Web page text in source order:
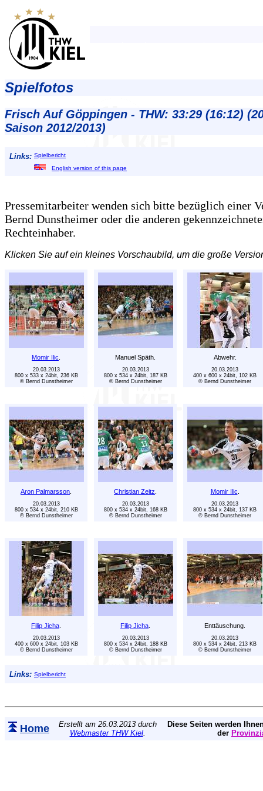
Spielfotos
Frisch Auf Göppingen - THW: 33:29 (16:12)
Saison 2012/2013)
Links: Spielbericht
English version of this page
Pressemitarbeiter wenden sich bitte bezüglich einer
Bernd Dunstheimer oder die anderen
Rechteinhaber.
Klicken Sie auf ein kleines Vorschaubild, um die große
Momir Ilic Manuel Späth. Abwehr.
20.03.2013
800 x 533 x 24bit, 236 KB
© Bernd Dunstheimer
20.03.2013
800 x 534 x 24bit, 187 KB
© Bernd Dunstheimer
20.03.2013
400 x 600 x 24bit, 102 KB
© Bernd Dunstheimer
Aron Palmarsson Christian Zeitz Momir Ilic
20.03.2013
800 x 534 x 24bit, 210 KB
© Bernd Dunstheimer
20.03.2013
800 x 534 x 24bit, 168 KB
© Bernd Dunstheimer
20.03.2013
800 x 534 x 24bit, 137 KB
© Bernd Dunstheimer
Filip Jicha Filip Jicha Enttäuschung.
20.03.2013
400 x 600 x 24bit, 103 KB
© Bernd Dunstheimer
20.03.2013
800 x 534 x 24bit, 188 KB
© Bernd Dunstheimer
20.03.2013
800 x 534 x 24bit, 213 KB
© Bernd Dunstheimer
Links: Spielbericht
Home
Erstellt am 26.03.2013 durch
Webmaster THW Kiel.
Diese Seiten werden
der